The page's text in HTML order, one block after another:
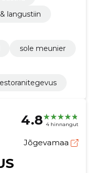
langustiin
sole meunier
4.8 4 hinnangut
Jõgevamaa